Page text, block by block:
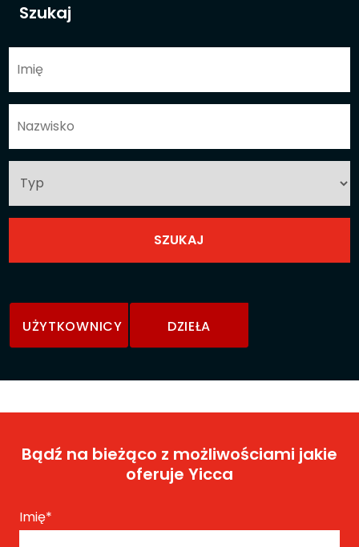
Szukaj
UŻYTKOWNICY DZIEŁA
Bądź na bieżąco z możliwościami jakie
oferuje Yicca
Imię*